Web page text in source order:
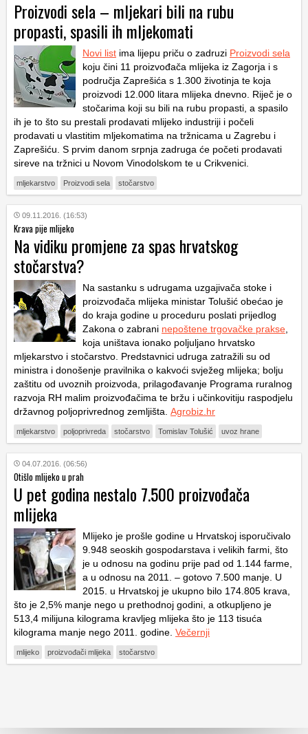
Proizvodi sela – mljekari bili na rubu
propasti, spasili ih mljekomati
Novi list ima lijepu priču o zadruzi Proizvodi sela
koju čini 11 proizvođača mlijeka iz Zagorja i s
područja Zaprešića s 1.300 životinja te koja
proizvodi 12.000 litara mlijeka dnevno. Riječ je o
stočarima koji su bili na rubu propasti, a spasilo
ih je to što su prestali prodavati mlijeko industriji i počeli
prodavati u vlastitim mljekomatima na tržnicama u Zagrebu i
Zaprešiću. S prvim danom srpnja zadruga će početi prodavati
sireve na tržnici u Novom Vinodolskom te u Crikvenici.
mljekarstvo Proizvodi sela stočarstvo
09.11.2016. (16:53)
Krava pije mlijeko
Na vidiku promjene za spas hrvatskog
stočarstva?
Na sastanku s udrugama uzgajivača stoke i
proizvođača mlijeka ministar Tolušić obećao je
do kraja godine u proceduru poslati prijedlog
Zakona o zabrani nepoštene trgovačke prakse
koja uništava ionako poljuljano hrvatsko
mljekarstvo i stočarstvo. Predstavnici udruga zatražili su od
ministra i donošenje pravilnika o kakvoći svježeg mlijeka; bolju
zaštitu od uvoznih proizvoda, prilagođavanje Programa ruralnog
razvoja RH malim proizvođačima te bržu i učinkovitiju raspodjelu
državnog poljoprivrednog zemljišta. Agrobiz.hr
mljekarstvo poljoprivreda stočarstvo Tomislav Tolušić uvoz hrane
04.07.2016. (06:56)
Otišlo mlijeko u prah
U pet godina nestalo 7.500 proizvođača
mlijeka
Mlijeko je prošle godine u Hrvatskoj isporučivalo
9.948 seoskih gospodarstava i velikih farmi, što
je u odnosu na godinu prije pad od 1.144 farme,
a u odnosu na 2011. – gotovo 7.500 manje. U
2015. u Hrvatskoj je ukupno bilo 174.805 krava,
što je 2,5% manje nego u prethodnoj godini, a otkupljeno je
513,4 milijuna kilograma kravljeg mlijeka što je 113 tisuća
kilograma manje nego 2011. godine. Večernji
mlijeko proizvođači mlijeka stočarstvo